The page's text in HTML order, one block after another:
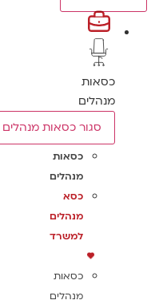
כסאות
מנהלים
סגור כסאות מנהלים
כסאות
מנהלים
כסא
מנהלים
למשרד
כסאות
מנהלים